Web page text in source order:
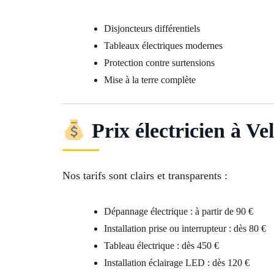
Disjoncteurs différentiels
Tableaux électriques modernes
Protection contre surtensions
Mise à la terre complète
Prix électricien à
Nos tarifs sont clairs et transparents :
Dépannage électrique : à partir de 90 €
Installation prise ou interrupteur : dès 80 €
Tableau électrique : dès 450 €
Installation éclairage LED : dès 120 €